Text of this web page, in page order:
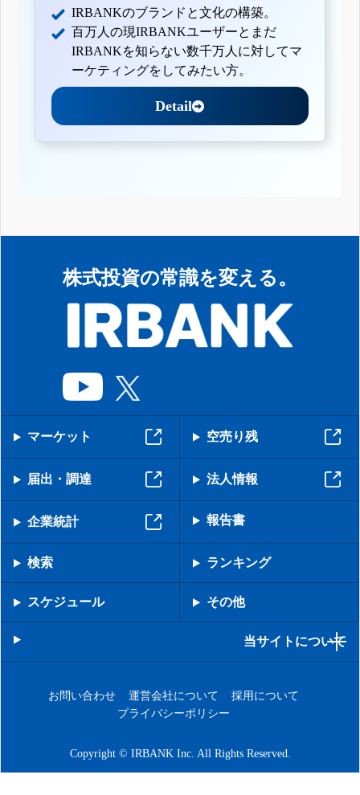
IRBANKのブランドと文化の構築。
百万人の現IRBANKユーザーとまだ
IRBANKを知らない数千万人に対してマ
ーケティングをしてみたい方。
Detail
株式投資の常識を変える。
マーケット 空売り残
届出・調達 法人情報
企業統計 報告書
検索 ランキング
スケジュール その他
当サイトについて
お問い合わせ 運営会社について
採用について
プライバシーポリシー
Copyright © IRBANK Inc. All Rights Reserved.